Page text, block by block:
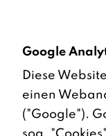
Google
Diese
einen
("Google").